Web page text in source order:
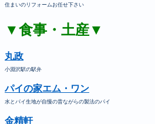
住まいのリフォームお任せ下さい
▼食事・土産▼
丸政
小淵沢駅の駅弁
パイの家エム・ワン
水とパイ生地が自慢の昔ながらの製法のパイ
金精軒